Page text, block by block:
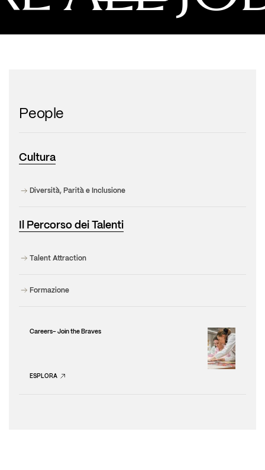
People
Cultura
Diversità, Parità e Inclusione
Il Percorso dei Talenti
Talent Attraction
Formazione
Careers– Join the Braves
ESPLORA